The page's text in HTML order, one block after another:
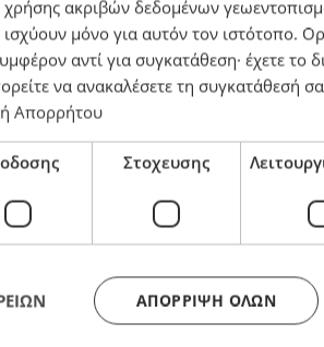
ακριβών δεδομένων
μόνο για αυτόν τον ιστότοπο.
αντί για συγκατάθεση· έχετε το
να ανακαλέσετε τη συγκατάθεσή
Απορρήτου
Στοχευσης
ΑΠΌΡΡΙΨΗ ΌΛΩΝ